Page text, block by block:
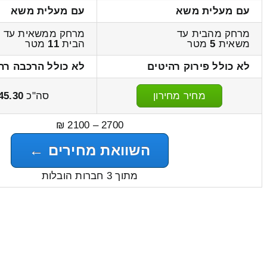
עם מעלית משא
עם מעלית משא
מרחק מהבית עד
משאית 5מטר
מרחק ממשאית עד
הבית11 מטר
לא כולל פירוק רהיטים
לא כולל הרכבה
מחיר מחירון סה"כ
2700 – 2100 ₪
השוואת מחירים ←
מתוך 3 חברות הובלות